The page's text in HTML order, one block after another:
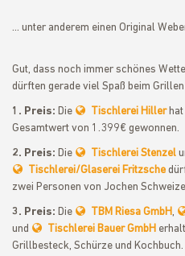
... unter anderem einen Original
Gut, dass noch immer schönes
dürften gerade viel Spaß beim Grillen
1. Preis: Die Tischlerei Hillerhat
Gesamtwert von 1.399€ gewonnen.
2. Preis: Die Tischlerei Stenzel
Tischlerei/Glaserei Fritzsche
zwei Personen von Jochen
3. Preis: Die TBM Riesa GmbH,
und
Tischlerei Bauer GmbH
Grillbesteck, Schürze und Kochbuch.